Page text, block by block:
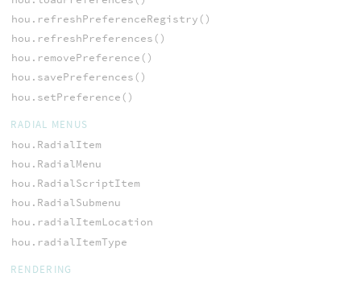
hou.refreshPreferenceRegistry()
hou.refreshPreferences()
hou.removePreference()
hou.savePreferences()
hou.setPreference()
RADIAL MENUS
hou.RadialItem
hou.RadialMenu
hou.RadialScriptItem
hou.RadialSubmenu
hou.radialItemLocation
hou.radialItemType
RENDERING